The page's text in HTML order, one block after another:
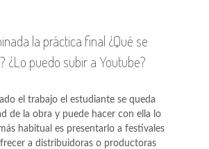
la práctica final ¿Qué se
¿Lo puedo subir a Youtube?
el trabajo el estudiante se queda
de la obra y puede hacer con ella lo
habitual es presentarlo a festivales
a distribuidoras o productoras